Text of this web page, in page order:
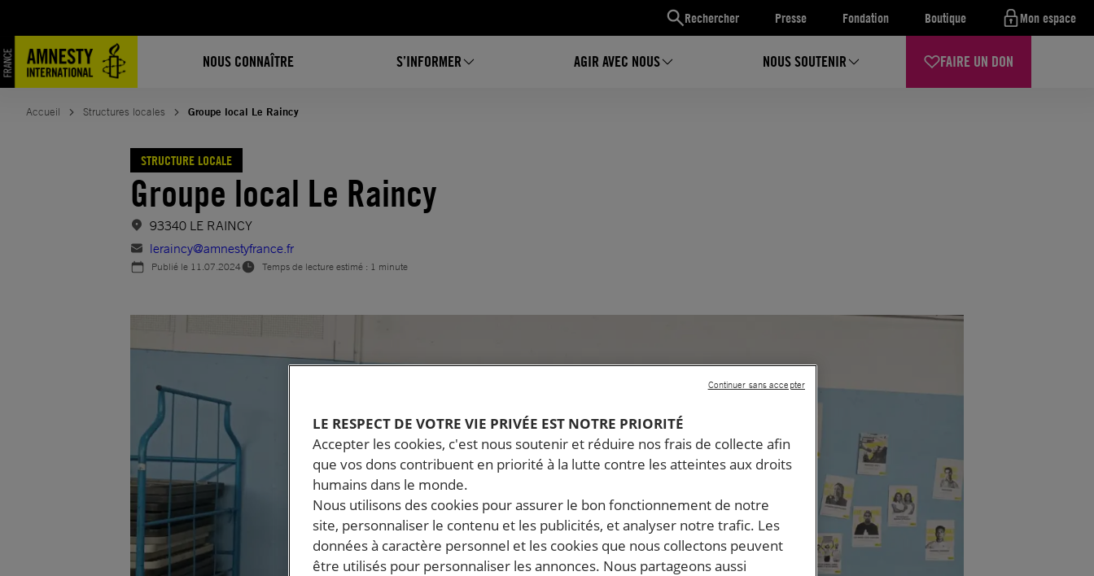
Rechercher Presse Fondation Boutique Mon espace
NOUS CONNAÎTRE S’INFORMER AGIR AVEC NOUS NOUS SOUTENIR FAIRE UN DON
contenu
Accueil Structures locales Groupe local Le Raincy
STRUCTURE LOCALE
Groupe local Le Raincy
93340 LE RAINCY
leraincy@amnestyfrance.fr
Publié le 11.07.2024 Temps de lecture estimé : 1 minute
LE RESPECT DE VOTRE VIE PRIVÉE EST NOTRE PRIORITÉ
Accepter les cookies, c'est nous soutenir et réduire nos frais de collecte afin
que vos dons contribuent en priorité à la lutte contre les atteintes aux droits
humains dans le monde.
Nous utilisons des cookies pour assurer le bon fonctionnement de notre
site, personnaliser le contenu et les publicités, et analyser notre trafic. Les
données à caractère personnel et les cookies que nous collectons peuvent
être utilisés pour personnaliser les annonces. Nous partageons aussi
Continuer sans accepter